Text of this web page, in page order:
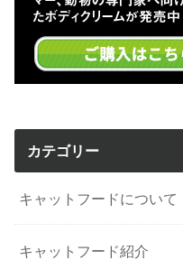
カテゴリー
キャットフードについて
キャットフード紹介